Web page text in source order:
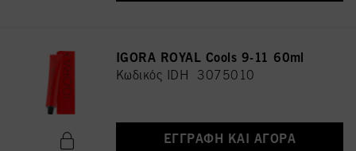
IGORA ROYAL Cools 9-11 60ml
Κωδικός IDH 3075010
ΕΓΓΡΑΦΉ ΚΑΙ ΑΓΟΡΆ